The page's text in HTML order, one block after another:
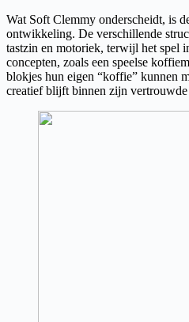
Wat Soft Clemmy onderscheidt, is
ontwikkeling. De verschillende
tastzin en motoriek, terwijl het spel
concepten, zoals een speelse
blokjes hun eigen “koffie” kunnen
creatief blijft binnen zijn